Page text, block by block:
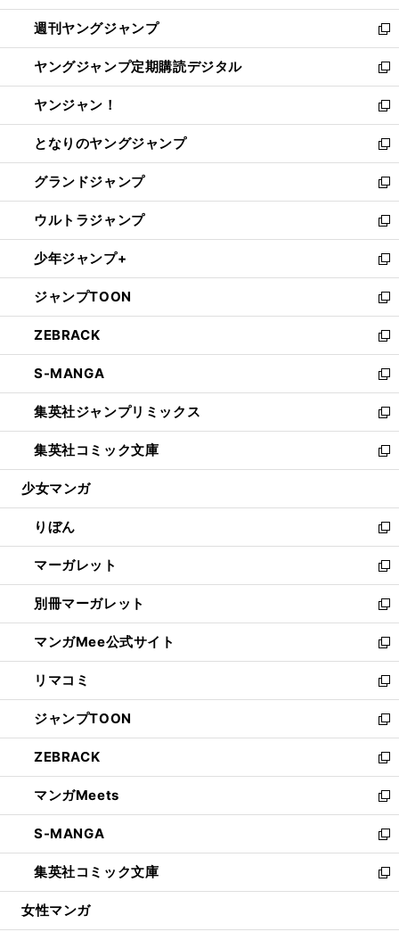
開
く
ウ
で
開
く
ン
ド
ウ
で
開
く
ウ
ィ
ン
ド
ウ
で
開
く
週刊ヤングジャンプ
新
し
い
ウ
ィ
ン
ド
ウ
で
開
く
ヤングジャンプ定期購読デジタル
新
し
い
ウ
ィ
ン
ド
ウ
で
開
く
ヤンジャン！
新
し
い
ウ
ィ
ン
ド
ウ
で
開
く
となりのヤングジャンプ
新
し
い
ウ
ィ
ン
ド
ウ
で
開
く
グランドジャンプ
新
し
い
ウ
ィ
ン
ド
ウ
で
開
く
ウルトラジャンプ
新
し
い
ウ
ィ
ン
ド
ウ
で
開
く
少年ジャンプ+
新
し
い
ウ
ィ
ン
ド
ウ
で
開
く
ジャンプTOON
新
し
い
ウ
ィ
ン
ド
ウ
で
開
ZEBRACK
新
し
い
ウ
ィ
ン
ド
ウ
開
く
S-MANGA
新
し
い
ウ
ィ
ン
ウ
で
開
く
集英社ジャンプリミックス
新
し
い
ウ
ン
ド
ウ
で
開
く
集英社コミック文庫
新
し
ウ
ィ
ン
ド
ウ
で
開
く
少女マンガ
りぼん
新
し
い
ウ
ィ
ン
ド
ウ
で
開
く
マーガレット
新
し
い
ウ
ィ
ン
ド
ウ
で
開
く
別冊マーガレット
新
し
い
ウ
ィ
ン
ド
ウ
で
開
く
マンガMee公式サイト
新
し
い
ウ
ィ
ン
ド
ウ
で
開
く
リマコミ
新
し
い
ウ
ィ
ン
ド
ウ
で
開
く
ジャンプTOON
新
し
い
ウ
ィ
ン
ド
ウ
で
開
ZEBRACK
新
し
い
ウ
ィ
ン
ド
ウ
開
マンガMeets
新
し
い
ウ
ィ
ン
ウ
S-MANGA
新
し
い
ウ
ン
集英社コミック文庫
新
し
ウ
女性マンガ